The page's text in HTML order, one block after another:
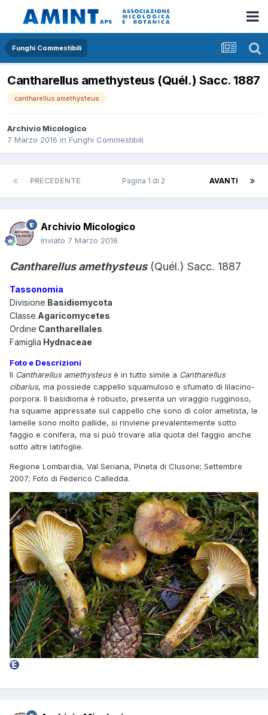
Funghi Commestibili
Cantharellus amethysteus (Quél.) Sacc. 1887
cantharellus amethysteus
Archivio Micologico
7 Marzo 2016 in Funghi Commestibili
PRECEDENTE AVANTI
Pagina 1 di 2
Archivio Micologico
Inviato 7 Marzo 2016
Cantharellus amethysteus(Quél.) Sacc. 1887
Tassonomia
Divisione Basidiomycota
Classe Agaricomycetes
Ordine Cantharellales
Famiglia Hydnaceae
Foto e Descrizioni
Il Cantharellus amethysteusè in tutto simile a Cantharellus
cibarius, ma possiede cappello squamuloso e sfumato di lilacino-
porpora. Il basidioma è robusto, presenta un viraggio rugginoso,
ha squame appressate sul cappello che sono di color ametista, le
lamelle sono molto pallide, si rinviene prevalentemente sotto
faggio e conifera, ma si può trovare alla quota del faggio anche
sotto altre latifoglie.
Regione Lombardia, Val Seriana, Pineta di Clusone; Settembre
2007; Foto di Federico Calledda.